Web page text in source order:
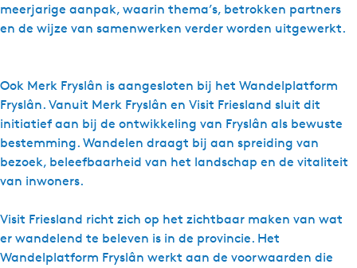
meerjarige aanpak, waarin thema’s, betrokken partners
en de wijze van samenwerken verder worden uitgewerkt.
Ook Merk Fryslân is aangesloten bij het Wandelplatform
Fryslân. Vanuit Merk Fryslân en Visit Friesland sluit dit
initiatief aan bij de ontwikkeling van Fryslân als bewuste
bestemming. Wandelen draagt bij aan spreiding van
bezoek, beleefbaarheid van het landschap en de vitaliteit
van inwoners.
Visit Friesland richt zich op het zichtbaar maken van wat
er wandelend te beleven is in de provincie. Het
Wandelplatform Fryslân werkt aan de voorwaarden die